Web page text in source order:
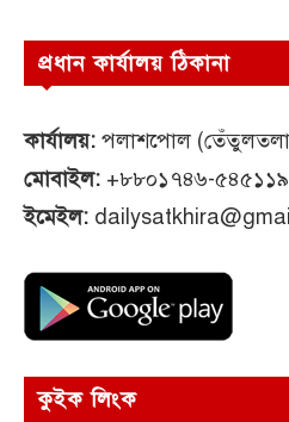
প্রধান কার্যালয় ঠিকানা
কার্যালয়: পলাশপোল (তেঁতুলতলা)
মোবাইল: +৮৮০১৭৪৬-৫৪৫১১৯
ইমেইল:
কুইক লিংক